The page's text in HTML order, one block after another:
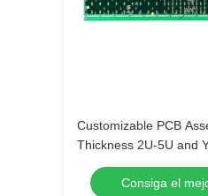
Customizable PCB
Thickness 2U-5U and
Color
Consiga el